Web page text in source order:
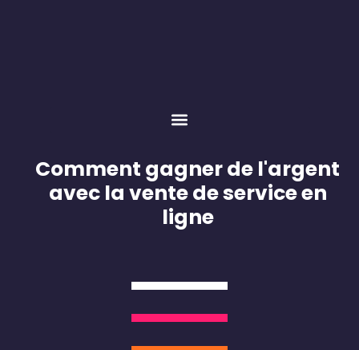
Comment gagner de l'argent
avec la vente de service en
ligne